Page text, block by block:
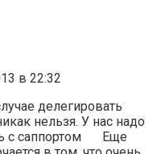
в 22:32
делегировать
нельзя. У нас надо
с саппортом
Еще